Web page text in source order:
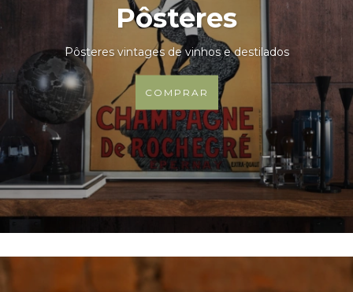
Pôsteres
Pôsteres vintages de vinhos e destilados
COMPRAR